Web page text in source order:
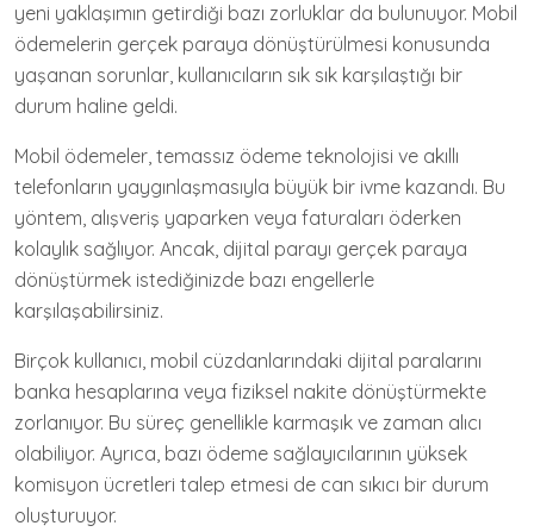
yeni yaklaşımın getirdiği bazı zorluklar da bulunuyor. Mobil
ödemelerin gerçek paraya dönüştürülmesi konusunda
yaşanan sorunlar, kullanıcıların sık sık karşılaştığı bir
durum haline geldi.
Mobil ödemeler, temassız ödeme teknolojisi ve akıllı
telefonların yaygınlaşmasıyla büyük bir ivme kazandı. Bu
yöntem, alışveriş yaparken veya faturaları öderken
kolaylık sağlıyor. Ancak, dijital parayı gerçek paraya
dönüştürmek istediğinizde bazı engellerle
karşılaşabilirsiniz.
Birçok kullanıcı, mobil cüzdanlarındaki dijital paralarını
banka hesaplarına veya fiziksel nakite dönüştürmekte
zorlanıyor. Bu süreç genellikle karmaşık ve zaman alıcı
olabiliyor. Ayrıca, bazı ödeme sağlayıcılarının yüksek
komisyon ücretleri talep etmesi de can sıkıcı bir durum
oluşturuyor.